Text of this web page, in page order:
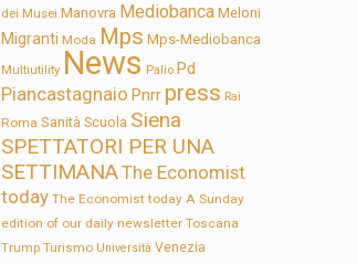
dei Musei Manovra Mediobanca Meloni
Migranti Moda Mps Mps-Mediobanca
Multiutility News Palio Pd
Piancastagnaio Pnrr press Rai
Roma Sanità Scuola Siena
SPETTATORI PER UNA
SETTIMANAThe Economist
today The Economist today A Sunday
edition of our daily newsletter Toscana
Trump Turismo Università Venezia